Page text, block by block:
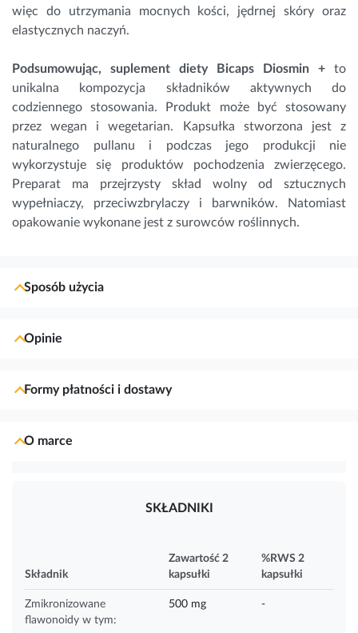
więc do utrzymania mocnych kości, jędrnej skóry oraz
elastycznych naczyń.
Podsumowując, suplement diety Bicaps Diosmin + to
unikalna kompozycja składników aktywnych do
codziennego stosowania. Produkt może być stosowany
przez wegan i wegetarian. Kapsułka stworzona jest z
naturalnego pullanu i podczas jego produkcji nie
wykorzystuje się produktów pochodzenia zwierzęcego.
Preparat ma przejrzysty skład wolny od sztucznych
wypełniaczy, przeciwzbrylaczy i barwników. Natomiast
opakowanie wykonane jest z surowców roślinnych.
Sposób użycia
Opinie
Formy płatności i dostawy
O marce
SKŁADNIKI
Składnik
Zawartość 2
kapsułki
%RWS 2
kapsułki
Zmikronizowane
flawonoidy w tym:
500 mg -